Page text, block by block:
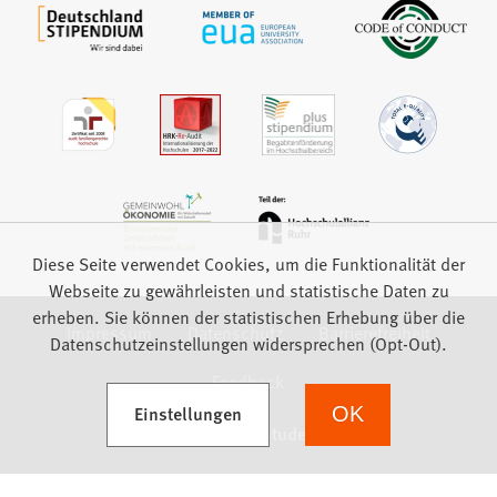
Impressum Datenschutz
Barrierefreiheit
Feedback
Diese Seite verwendet Cookies, um die Funktionalität der
Webseite zu gewährleisten und statistische Daten zu
erheben. Sie können der statistischen Erhebung über die
Datenschutzeinstellungen widersprechen (Opt-Out).
Einstellungen
(Öffnet in einem neuen Tab) OK